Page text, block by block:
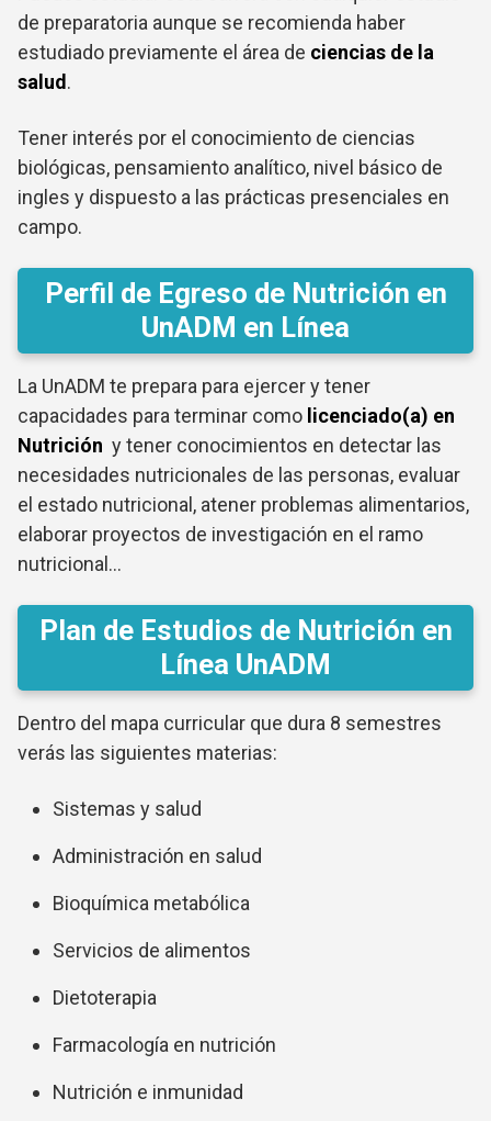
de preparatoria aunque se recomienda haber
estudiado previamente el área de ciencias de la
salud .
Tener interés por el conocimiento de ciencias
biológicas, pensamiento analítico, nivel básico de
ingles y dispuesto a las prácticas presenciales en
campo.
Perfil de Egreso de Nutrición en
UnADM en Línea
La UnADM te prepara para ejercer y tener
capacidades para terminar como licenciado(a) en
Nutrición y tener conocimientos en detectar las
necesidades nutricionales de las personas, evaluar
el estado nutricional, atener problemas alimentarios,
elaborar proyectos de investigación en el ramo
nutricional…
Plan de Estudios de Nutrición en
Línea UnADM
Dentro del mapa curricular que dura 8 semestres
verás las siguientes materias:
Sistemas y salud
Administración en salud
Bioquímica metabólica
Servicios de alimentos
Dietoterapia
Farmacología en nutrición
Nutrición e inmunidad